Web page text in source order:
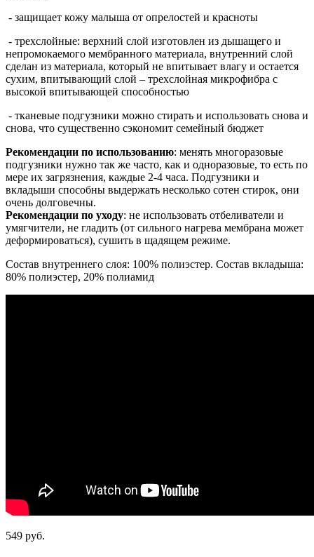
- защищает кожу малыша от опрелостей и красноты
- трехслойные: верхний слой изготовлен из дышащего и
непромокаемого мембранного материала, внутренний слой
сделан из материала, который не впитывает влагу и остается
сухим, впитывающий слой – трехслойная микрофибра с
высокой впитывающей способностью
- тканевые подгузники можно стирать и использовать снова и
снова, что существенно сэкономит семейный бюджет
Рекомендации по использованию: менять многоразовые
подгузники нужно так же часто, как и одноразовые, то есть по
мере их загрязнения, каждые 2-4 часа. Подгузники и
вкладыши способны выдержать несколько сотен стирок, они
очень долговечны.
Рекомендации по уходу: не использовать отбеливатели и
умягчители, не гладить (от сильного нагрева мембрана может
деформироваться), сушить в щадящем режиме.
Состав внутреннего слоя: 100% полиэстер. Состав вкладыша:
80% полиэстер, 20% полиамид
549 руб.